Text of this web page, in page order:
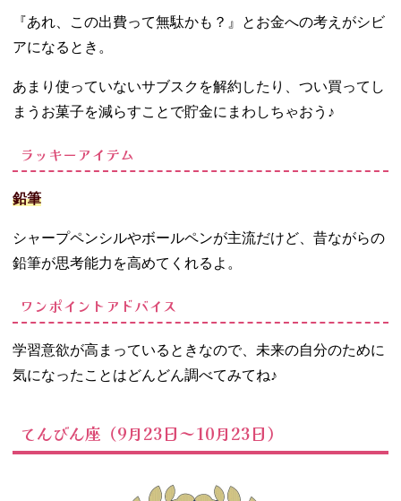
『あれ、この出費って無駄かも？』とお金への考えがシビ
アになるとき。
あまり使っていないサブスクを解約したり、つい買ってし
まうお菓子を減らすことで貯金にまわしちゃおう♪
ラッキーアイテム
鉛筆
シャープペンシルやボールペンが主流だけど、昔ながらの
鉛筆が思考能力を高めてくれるよ。
ワンポイントアドバイス
学習意欲が高まっているときなので、未来の自分のために
気になったことはどんどん調べてみてね♪
てんびん座（9月23日～10月23日）